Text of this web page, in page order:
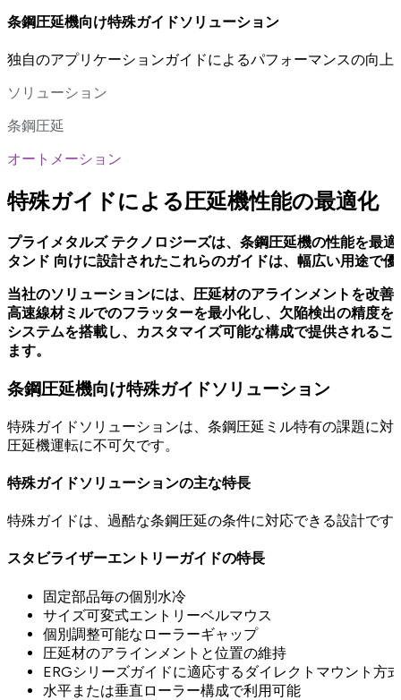
条鋼圧延機向け特殊ガイドソリューション
独自のアプリケーションガイドによるパフォーマンスの向上
ソリューション
条鋼圧延
オートメーション
特殊ガイドによる圧延機性能の最適化
プライメタルズ テクノロジーズは、条鋼圧延機の性能を最
タンド 向けに設計されたこれらのガイドは、幅広い用途で
当社のソリューションには、圧延材のアラインメントを改
高速線材ミルでのフラッターを最小化し、欠陥検出の精度
システムを搭載し、カスタマイズ可能な構成で提供される
ます。
条鋼圧延機向け特殊ガイドソリューション
特殊ガイドソリューションは、条鋼圧延ミル特有の課題に
圧延機運転に不可欠です。
特殊ガイドソリューションの主な特長
特殊ガイドは、過酷な条鋼圧延の条件に対応できる設計で
スタビライザーエントリーガイドの特長
固定部品毎の個別水冷
サイズ可変式エントリーベルマウス
個別調整可能なローラーギャップ
圧延材のアラインメントと位置の維持
ERGシリーズガイドに適応するダイレクトマウント方式
水平または垂直ローラー構成で利用可能